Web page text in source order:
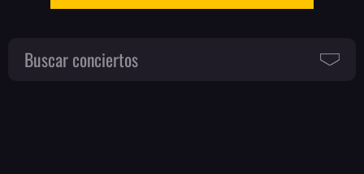
Buscar conciertos